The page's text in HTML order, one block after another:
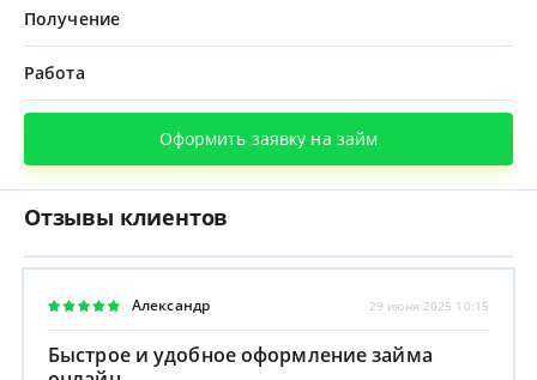
Получение
Работа
Оформить заявку на займ
Отзывы клиентов
Александр 29 июня 2025 10:15
Быстрое и удобное оформление займа